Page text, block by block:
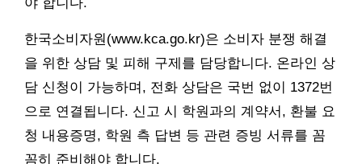
한국소비자원(www.kca.go.kr)은 소비자 분쟁 해결
을 위한 상담 및 피해 구제를 담당합니다. 온라인 상
담 신청이 가능하며, 전화 상담은 국번 없이 1372번
으로 연결됩니다. 신고 시 학원과의 계약서, 환불 요
청 내용증명, 학원 측 답변 등 관련 증빙 서류를 꼼
꼼히 준비해야 합니다.